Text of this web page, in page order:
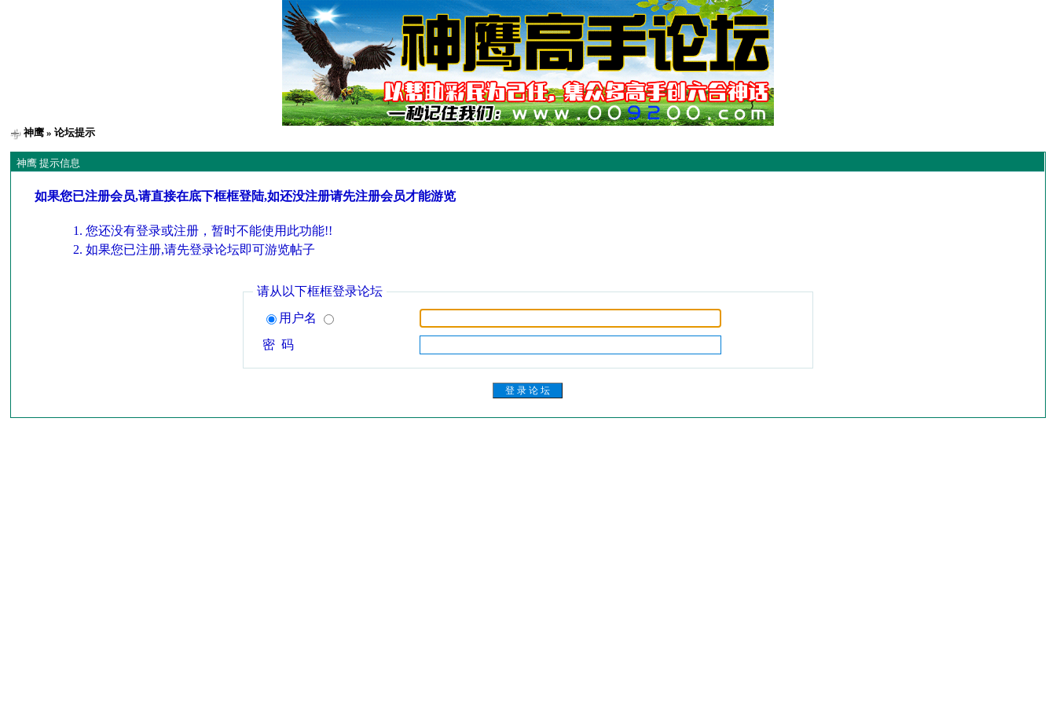
神鹰 » 论坛提示
神鹰 提示信息
如果您已注册会员,请直接在底下框框登陆,如还没注册请先注册会员才能游览
您还没有登录或注册，暂时不能使用此功能!!
如果您已注册,请先登录论坛即可游览帖子
请从以下框框登录论坛
用户名
密 码